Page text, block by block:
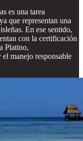
es una tarea
que representan una
En ese sentido,
con la certificación
Platino,
manejo responsable